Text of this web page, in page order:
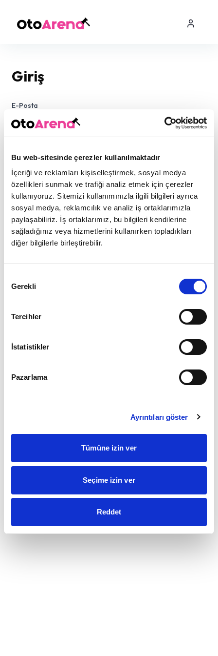
Bu web-sitesinde çerezler kullanılmaktadır
İçeriği ve reklamları kişiselleştirmek, sosyal medya
özellikleri sunmak ve trafiği analiz etmek için çerezler
kullanıyoruz. Sitemizi kullanımınızla ilgili bilgileri ayrıca
sosyal medya, reklamcılık ve analiz iş ortaklarımızla
paylaşabiliriz. İş ortaklarımız, bu bilgileri kendilerine
sağladığınız veya hizmetlerini kullanırken topladıkları
diğer bilgilerle birleştirebilir.
Seçimi
Gerekli
Tercihler
İstatistikler
Pazarlama
Ayrıntıları göster
Tümüne izin ver
Seçime izin ver
Reddet
Giriş
E-Posta
Şifrenizi mi unuttunuz ?